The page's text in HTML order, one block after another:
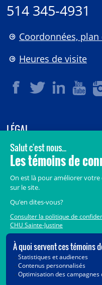
514 345-4931
Coordonnées, plan
Heures de visite
LÉGAL
© 2006-2026CHU Sainte-
Tous droits réservés.
Accès aux documents des